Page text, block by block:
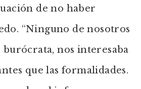
de no haber
“Ninguno de nosotros
burócrata, nos interesaba
que las formalidades.